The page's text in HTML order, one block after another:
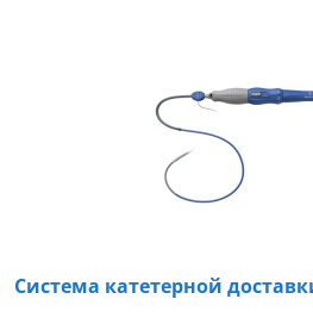
Система катетерной